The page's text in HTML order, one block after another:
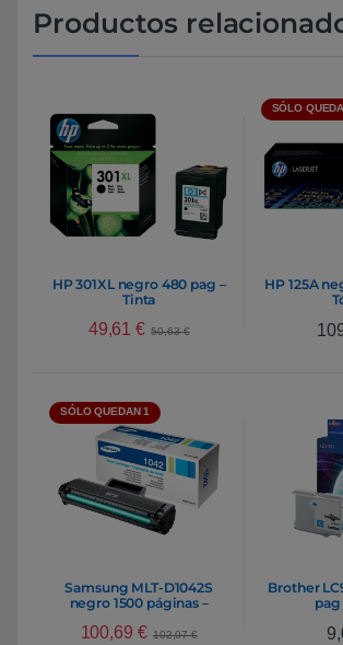
Productos
HP 301XL negro 480 pag –
Tinta
49,61€ 50,63€
SÓLO
HP 125A
SÓLO QUEDAN 1
Samsung MLT-D1042S
negro 1500 páginas –
100,69 € 102,07€
Brother
pag